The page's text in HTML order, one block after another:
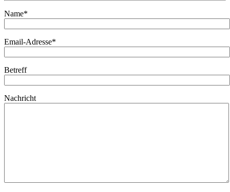
Name*
Email-Adresse*
Betreff
Nachricht